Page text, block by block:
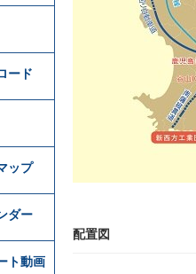
ード
ップ
ダー
ト動画
配置図